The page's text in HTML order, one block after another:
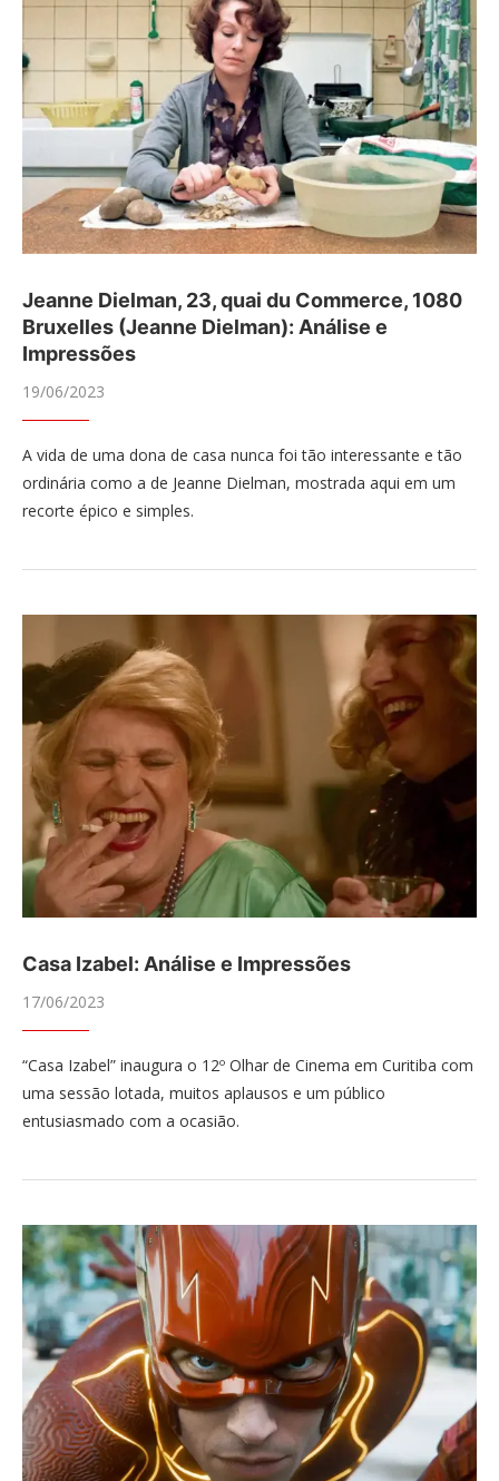
Jeanne Dielman, 23, quai du Commerce, 1080
Bruxelles (Jeanne Dielman): Análise e
Impressões
19/06/2023
A vida de uma dona de casa nunca foi tão interessante e tão
ordinária como a de Jeanne Dielman, mostrada aqui em um
recorte épico e simples.
Casa Izabel: Análise e Impressões
17/06/2023
“Casa Izabel” inaugura o 12º Olhar de Cinema em Curitiba com
uma sessão lotada, muitos aplausos e um público
entusiasmado com a ocasião.